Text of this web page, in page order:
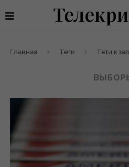
Главная Теги Теги к